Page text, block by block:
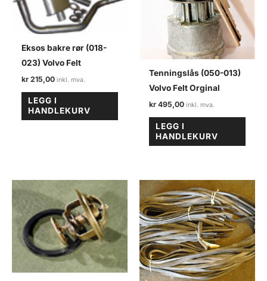
Eksos bakre rør (018-
023) Volvo Felt
kr 215,00
LEGG I
HANDLEKURV
Tenningslås (050-013)
Volvo Felt Orginal
kr 495,00
LEGG I
HANDLEKURV